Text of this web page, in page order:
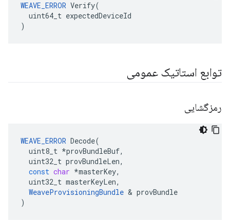
WEAVE_ERROR Verify(
  uint64_t expectedDeviceId
)
توابع استاتیک عمومی
رمزگشایی
WEAVE_ERROR Decode(
uint8_t *provBundleBuf,
uint32_t provBundleLen,
const char *masterKey,
uint32_t masterKeyLen,
WeaveProvisioningBundle & provBundle
)